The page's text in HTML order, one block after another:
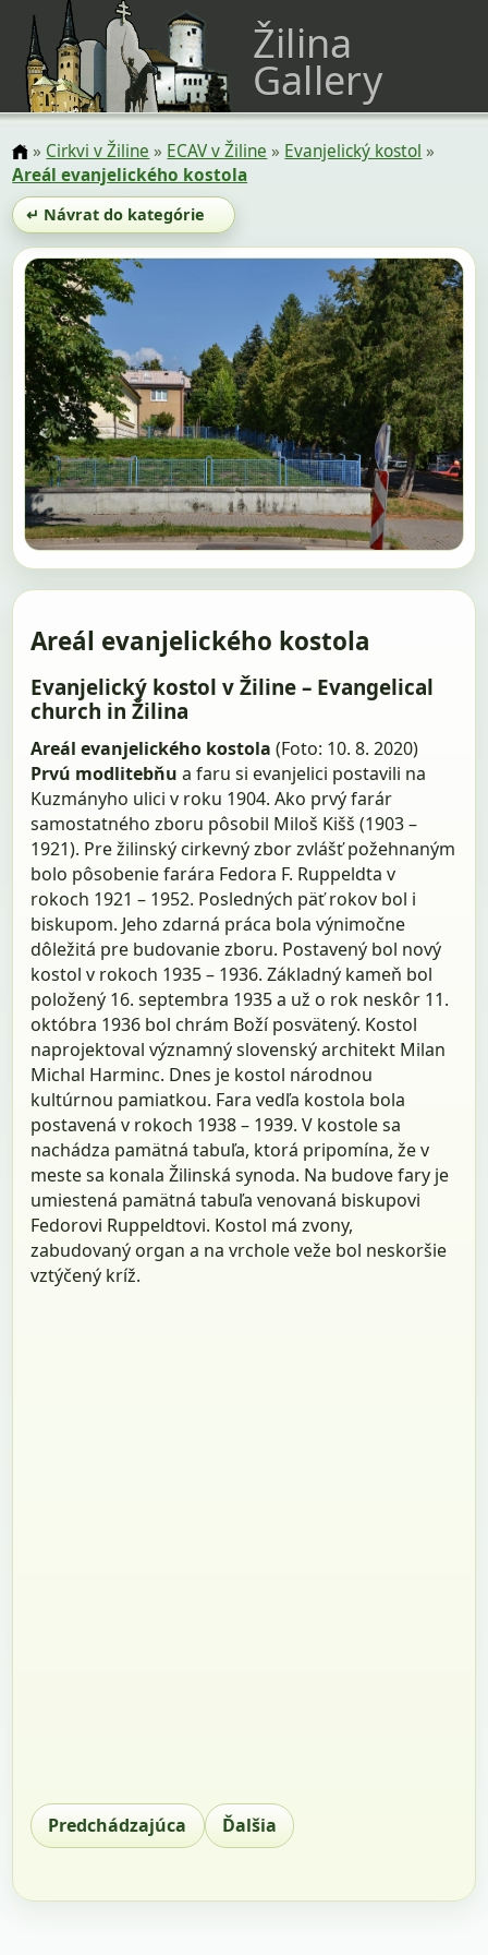
Žilina
Gallery
» Cirkvi v Žiline » ECAV v Žiline » Evanjelický kostol »
Areál evanjelického kostola
↵ Návrat do kategórie
Areál evanjelického kostola
Evanjelický kostol v Žiline – Evangelical
church in Žilina
Areál evanjelického kostola (Foto: 10. 8. 2020)
Prvú modlitebňu a faru si evanjelici postavili na
Kuzmányho ulici v roku 1904. Ako prvý farár
samostatného zboru pôsobil Miloš Kišš (1903 –
1921). Pre žilinský cirkevný zbor zvlášť požehnaným
bolo pôsobenie farára Fedora F. Ruppeldta v
rokoch 1921 – 1952. Posledných päť rokov bol i
biskupom. Jeho zdarná práca bola výnimočne
dôležitá pre budovanie zboru. Postavený bol nový
kostol v rokoch 1935 – 1936. Základný kameň bol
položený 16. septembra 1935 a už o rok neskôr 11.
októbra 1936 bol chrám Boží posvätený. Kostol
naprojektoval významný slovenský architekt Milan
Michal Harminc. Dnes je kostol národnou
kultúrnou pamiatkou. Fara vedľa kostola bola
postavená v rokoch 1938 – 1939. V kostole sa
nachádza pamätná tabuľa, ktorá pripomína, že v
meste sa konala Žilinská synoda. Na budove fary je
umiestená pamätná tabuľa venovaná biskupovi
Fedorovi Ruppeldtovi. Kostol má zvony,
zabudovaný organ a na vrchole veže bol neskoršie
vztýčený kríž.
Predchádzajúca Ďalšia